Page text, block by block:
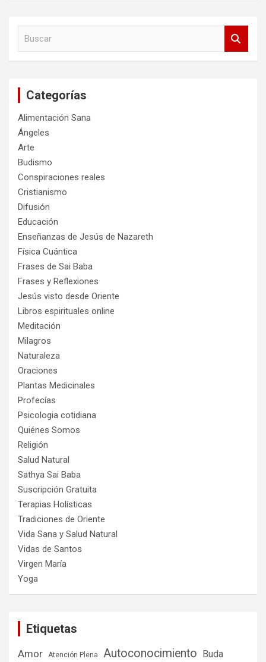
Categorías
Alimentación Sana
Ángeles
Arte
Budismo
Conspiraciones reales
Cristianismo
Difusión
Educación
Enseñanzas de Jesús de Nazareth
Física Cuántica
Frases de Sai Baba
Frases y Reflexiones
Jesús visto desde Oriente
Libros espirituales online
Meditación
Milagros
Naturaleza
Oraciones
Plantas Medicinales
Profecías
Psicologia cotidiana
Quiénes Somos
Religión
Salud Natural
Sathya Sai Baba
Suscripción Gratuita
Terapias Holísticas
Tradiciones de Oriente
Vida Sana y Salud Natural
Vidas de Santos
Virgen María
Yoga
Etiquetas
Amor Atención Plena Autoconocimiento Buda